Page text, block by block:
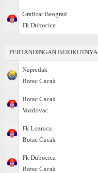
Graficar Beograd
Fk Dubocica
PERTANDINGAN BERIKUTNYA
Napredak
Borac Cacak
Borac Cacak
Vozdovac
Fk Loznica
Borac Cacak
Fk Dubocica
Borac Cacak